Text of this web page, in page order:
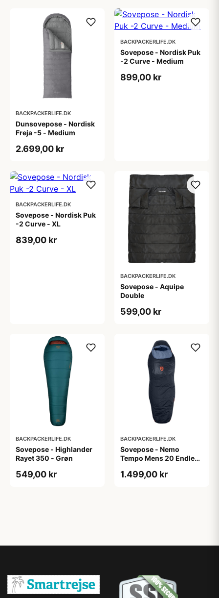
BACKPACKERLIFE.DK
Dunsovepose - Nordisk
Freja -5 - Medium
2.699,00 kr
BACKPACKERLIFE.DK
Sovepose - Nordisk Puk
-2 Curve - Medium
899,00 kr
BACKPACKERLIFE.DK
Sovepose - Nordisk Puk
-2 Curve - XL
839,00 kr
BACKPACKERLIFE.DK
Sovepose - Aquipe
Double
599,00 kr
BACKPACKERLIFE.DK
Sovepose - Highlander
Rayet 350 - Grøn
549,00 kr
BACKPACKERLIFE.DK
Sovepose - Nemo
Tempo Mens 20 Endless
1.499,00 kr